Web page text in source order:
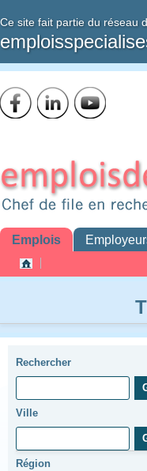
Ce site fait partie du réseau
Emplois
Rechercher
Ville
Région